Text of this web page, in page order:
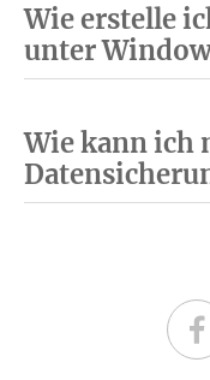
Wie erstelle
unter
Wie kann ich